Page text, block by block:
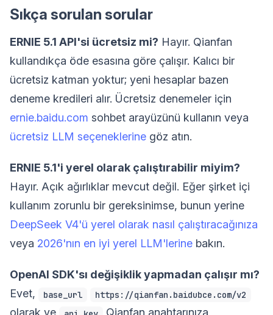
Sıkça sorulan sorular
ERNIE 5.1 API'si ücretsiz mi? Hayır. Qianfan
kullandıkça öde esasına göre çalışır. Kalıcı bir
ücretsiz katman yoktur; yeni hesaplar bazen
deneme kredileri alır. Ücretsiz denemeler için
ernie.baidu.com sohbet arayüzünü kullanın veya
ücretsiz LLM seçeneklerine göz atın.
ERNIE 5.1'i yerel olarak çalıştırabilir miyim?
Hayır. Açık ağırlıklar mevcut değil. Eğer şirket içi
kullanım zorunlu bir gereksinimse, bunun yerine
DeepSeek V4'ü yerel olarak nasıl çalıştıracağınıza
veya 2026'nın en iyi yerel LLM'lerine bakın.
OpenAI SDK'sı değişiklik yapmadan çalışır mı?
Evet,
base_url https://qianfan.baidubce.com/v2